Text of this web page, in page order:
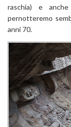
raschia) e
pernotteremo
anni 70.